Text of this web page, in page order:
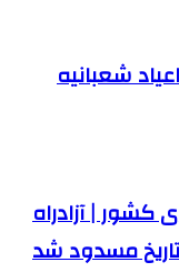
شعبانیه
کشور | آزادراه
مسدود شد